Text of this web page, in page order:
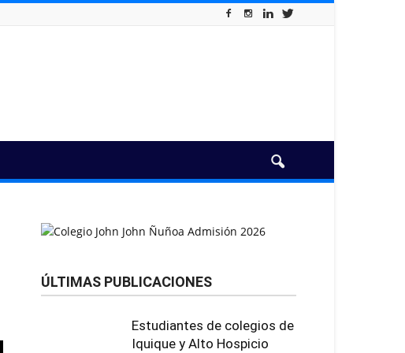
ÚLTIMAS PUBLICACIONES
Estudiantes de colegios de
Iquique y Alto Hospicio